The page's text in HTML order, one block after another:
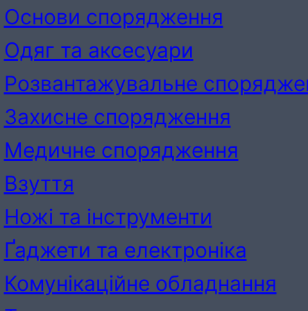
Основи спорядження
Одяг та аксесуари
Розвантажувальне
Захисне спорядження
Медичне спорядження
Взуття
Ножі та інструменти
Ґаджети та електроніка
Комунікаційне обладнання